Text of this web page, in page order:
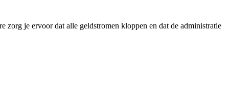
je ervoor dat alle geldstromen kloppen en dat de administratie